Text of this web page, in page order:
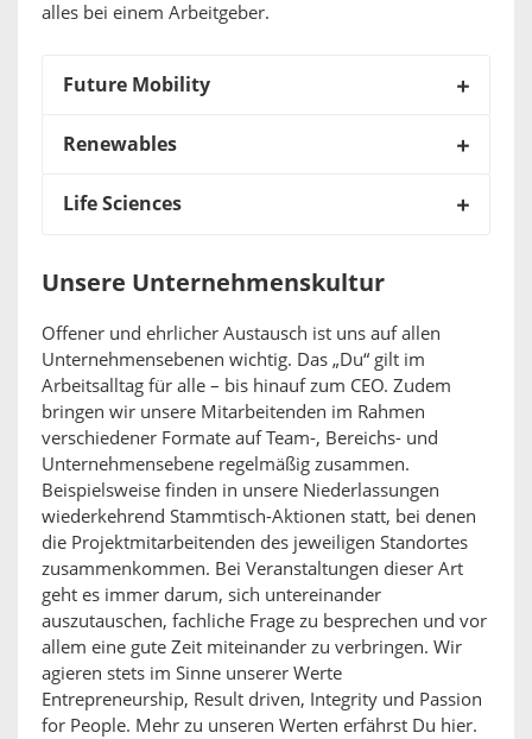
alles bei einem Arbeitgeber.
Future Mobility
Renewables
Life Sciences
Unsere Unternehmenskultur
Offener und ehrlicher Austausch ist uns auf allen
Unternehmensebenen wichtig. Das „Du“ gilt im
Arbeitsalltag für alle – bis hinauf zum CEO. Zudem
bringen wir unsere Mitarbeitenden im Rahmen
verschiedener Formate auf Team-, Bereichs- und
Unternehmensebene regelmäßig zusammen.
Beispielsweise finden in unsere Niederlassungen
wiederkehrend Stammtisch-Aktionen statt, bei denen
die Projektmitarbeitenden des jeweiligen Standortes
zusammenkommen. Bei Veranstaltungen dieser Art
geht es immer darum, sich untereinander
auszutauschen, fachliche Frage zu besprechen und vor
allem eine gute Zeit miteinander zu verbringen. Wir
agieren stets im Sinne unserer Werte
Entrepreneurship, Result driven, Integrity und Passion
for People. Mehr zu unseren Werten erfährst Du hier.